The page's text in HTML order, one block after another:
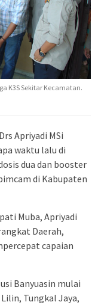
K3S Sekitar Kecamatan.
Apriyadi MSi
waktu lalu di
dua dan booster
di Kabupaten
Muba, Apriyadi
Daerah,
capaian
Banyuasin mulai
Tungkal Jaya,